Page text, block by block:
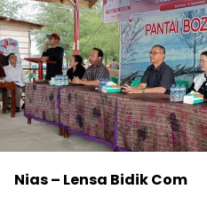
Nias – Lensa Bidik Com